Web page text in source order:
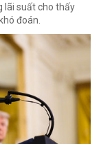
lãi suất cho thấy
đoán.